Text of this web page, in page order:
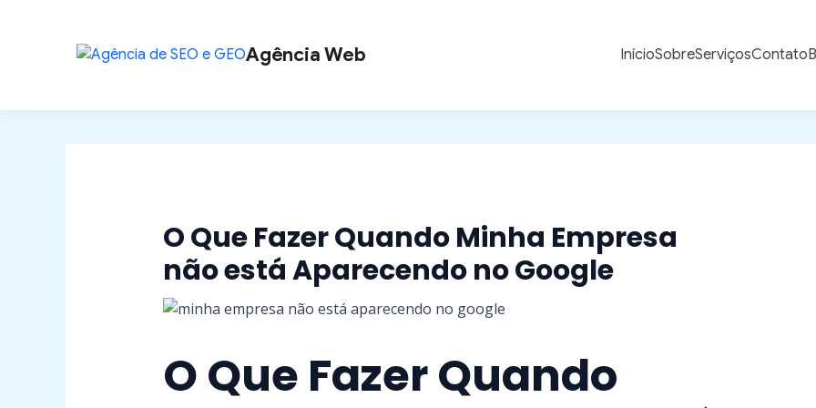
Agência Web InícioSobreServiçosContato
O Que Fazer Quando Minha Empresa
não está Aparecendo no Google
O Que Fazer Quando